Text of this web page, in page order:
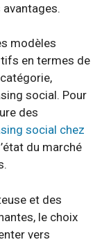
modèles
en termes de
social. Pour
des
social chez
du marché
et des
le choix
vers